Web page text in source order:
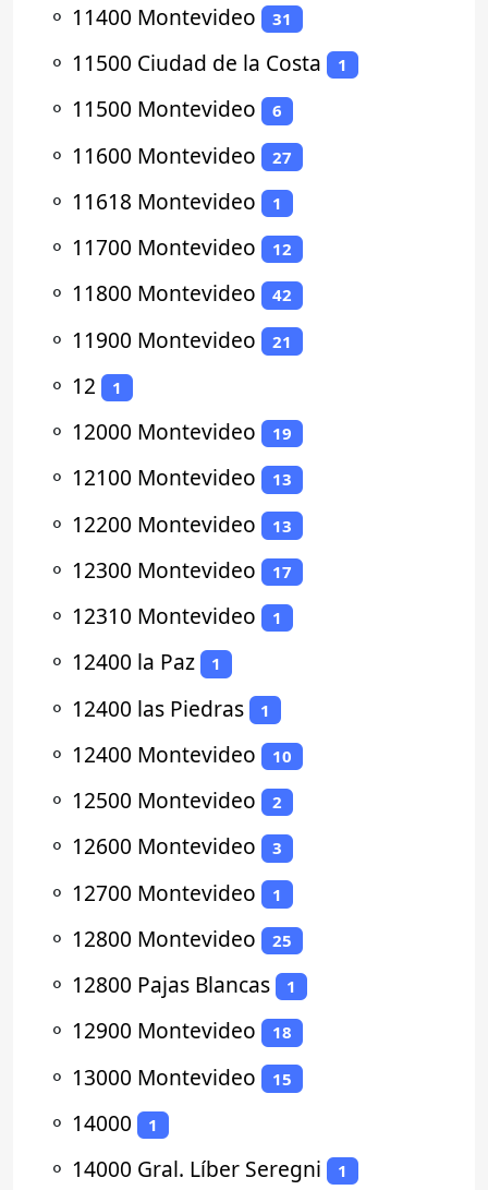
⚬ 11400 Montevideo 31
⚬ 11500 Ciudad de la Costa 1
⚬ 11500 Montevideo 6
⚬ 11600 Montevideo 27
⚬ 11618 Montevideo 1
⚬ 11700 Montevideo 12
⚬ 11800 Montevideo 42
⚬ 11900 Montevideo 21
⚬ 12 1
⚬ 12000 Montevideo 19
⚬ 12100 Montevideo 13
⚬ 12200 Montevideo 13
⚬ 12300 Montevideo 17
⚬ 12310 Montevideo 1
⚬ 12400 la Paz 1
⚬ 12400 las Piedras 1
⚬ 12400 Montevideo 10
⚬ 12500 Montevideo 2
⚬ 12600 Montevideo 3
⚬ 12700 Montevideo 1
⚬ 12800 Montevideo 25
⚬ 12800 Pajas Blancas 1
⚬ 12900 Montevideo 18
⚬ 13000 Montevideo 15
⚬ 14000 1
⚬ 14000 Gral. Líber Seregni 1